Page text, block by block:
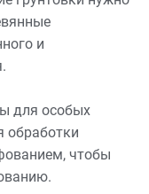
и
для особых
обработки
чтобы